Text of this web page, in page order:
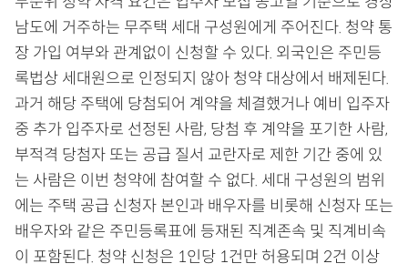
남도에 거주하는 무주택 세대 구성원에게 주어진다. 청약 통
장 가입 여부와 관계없이 신청할 수 있다. 외국인은 주민등
록법상 세대원으로 인정되지 않아 청약 대상에서 배제된다.
과거 해당 주택에 당첨되어 계약을 체결했거나 예비 입주자
중 추가 입주자로 선정된 사람, 당첨 후 계약을 포기한 사람,
부적격 당첨자 또는 공급 질서 교란자로 제한 기간 중에 있
는 사람은 이번 청약에 참여할 수 없다. 세대 구성원의 범위
에는 주택 공급 신청자 본인과 배우자를 비롯해 신청자 또는
배우자와 같은 주민등록표에 등재된 직계존속 및 직계비속
이 포함된다. 청약 신청은 1인당 1건만 허용되며 2건 이상